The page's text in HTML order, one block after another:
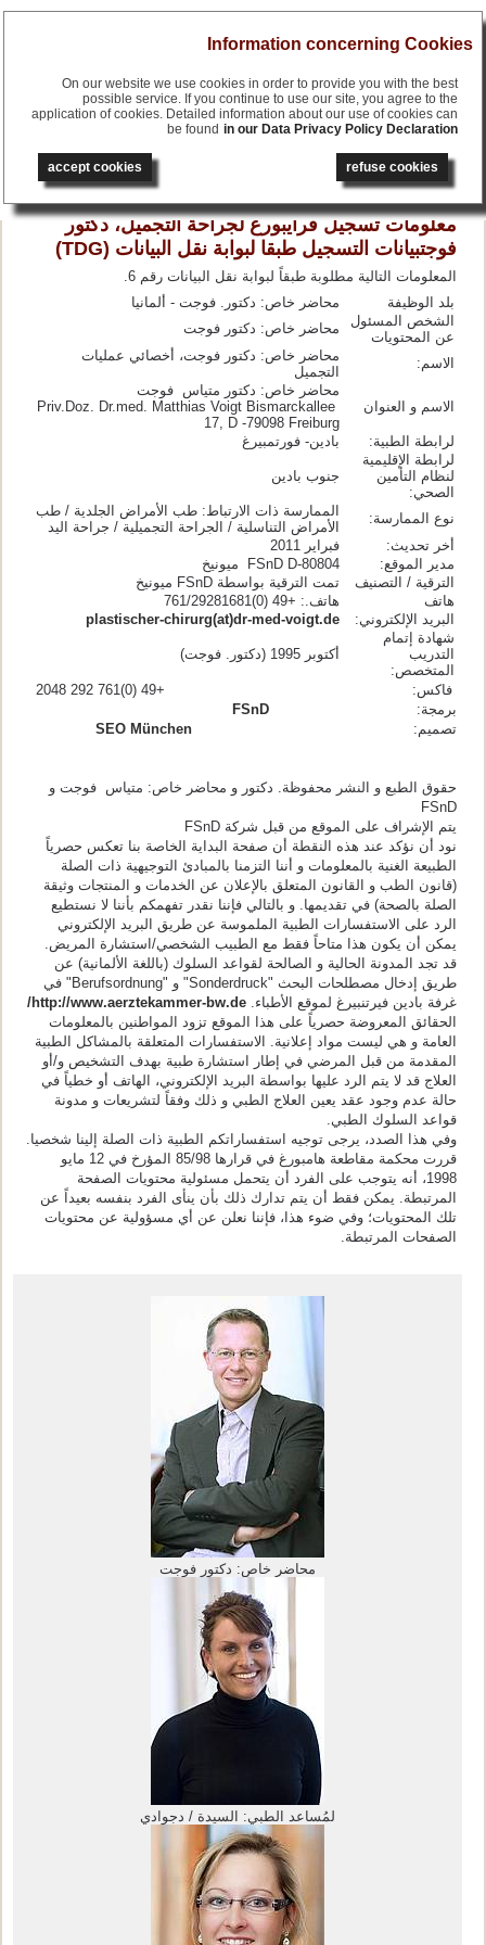
Information concerning Cookies
On our website we use cookies in order to provide you with the best
possible service. If you continue to use our site, you agree to the
application of cookies. Detailed information about our use of cookies can
be found in our Data Privacy Policy Declaration
refuse cookies
accept cookies
English
français
deutsch
русский
معلومات تسجيل فرايبورغ لجراحة التجميل، دكتور
فوجتبيانات التسجيل طبقا لبوابة نقل البيانات (TDG)
المعلومات التالية مطلوبة طبقاً لبوابة نقل البيانات رقم 6.
بلد الوظيفة
محاضر خاص: دكتور. فوجت - ألمانيا
الشخص المسئول
عن المحتويات
محاضر خاص: دكتور فوجت
الاسم:
محاضر خاص: دكتور فوجت، أخصائي عمليات
التجميل
الاسم و العنوان
محاضر خاص: دكتور متياس فوجت
Priv.Doz. Dr.med. Matthias Voigt Bismarckallee
17, D -79098 Freiburg
لرابطة الطبية:
بادين- فورتمبيرغ
لرابطة الإقليمية
لنظام التأمين
الصحي:
جنوب بادين
نوع الممارسة:
الممارسة ذات الارتباط: طب الأمراض الجلدية / طب
الأمراض التناسلية / الجراحة التجميلية / جراحة اليد
أخر تحديث:
فبراير 2011
مدير الموقع:
FSnD D-80804 ميونيخ
الترقية / التصنيف
تمت الترقية بواسطة FSnD ميونيخ
هاتف
هاتف.: +49 (0)761/29281681
البريد الإلكتروني:
plastischer-chirurg(at)dr-med-voigt.de
شهادة إتمام
التدريب
المتخصص:
أكتوبر 1995 (دكتور. فوجت)
فاكس: +49 (0)761 292 2048
برمجة:FSnD
تصميم:SEO München
حقوق الطبع و النشر محفوظة. دكتور و محاضر خاص: متياس فوجت و
FSnD
يتم الإشراف على الموقع من قبل شركة FSnD
نود أن نؤكد عند هذه النقطة أن صفحة البداية الخاصة بنا تعكس حصرياً
الطبيعة الغنية بالمعلومات و أننا التزمنا بالمبادئ التوجيهية ذات الصلة
(قانون الطب و القانون المتعلق بالإعلان عن الخدمات و المنتجات وثيقة
الصلة بالصحة) في تقديمها. و بالتالي فإننا نقدر تفهمكم بأننا لا نستطيع
الرد على الاستفسارات الطبية الملموسة عن طريق البريد الإلكتروني
يمكن أن يكون هذا متاحاً فقط مع الطبيب الشخصي/استشارة المريض.
قد تجد المدونة الحالية و الصالحة لقواعد السلوك (باللغة الألمانية) عن
طريق إدخال مصطلحات البحث "Sonderdruck" و "Berufsordnung" في
غرفة بادين فيرتنبيرغ لموقع الأطباء.http://www.aerztekammer-bw.de/
الحقائق المعروضة حصرياً على هذا الموقع تزود المواطنين بالمعلومات
العامة و هي ليست مواد إعلانية. الاستفسارات المتعلقة بالمشاكل الطبية
المقدمة من قبل المرضي في إطار استشارة طبية بهدف التشخيص و/أو
العلاج قد لا يتم الرد عليها بواسطة البريد الإلكتروني، الهاتف أو خطياً في
حالة عدم وجود عقد يعين العلاج الطبي و ذلك وفقاً لتشريعات و مدونة
قواعد السلوك الطبي.
وفي هذا الصدد، يرجى توجيه استفساراتكم الطبية ذات الصلة إلينا شخصيا.
قررت محكمة مقاطعة هامبورغ في قرارها 85/98 المؤرخ في 12 مايو
1998، أنه يتوجب على الفرد أن يتحمل مسئولية محتويات الصفحة
المرتبطة. يمكن فقط أن يتم تدارك ذلك بأن ينأى الفرد بنفسه بعيداً عن
تلك المحتويات؛ وفي ضوء هذا، فإننا نعلن عن أي مسؤولية عن محتويات
الصفحات المرتبطة.
محاضر خاص: دكتور فوجت
لمُساعد الطبي: السيدة / دجوادي